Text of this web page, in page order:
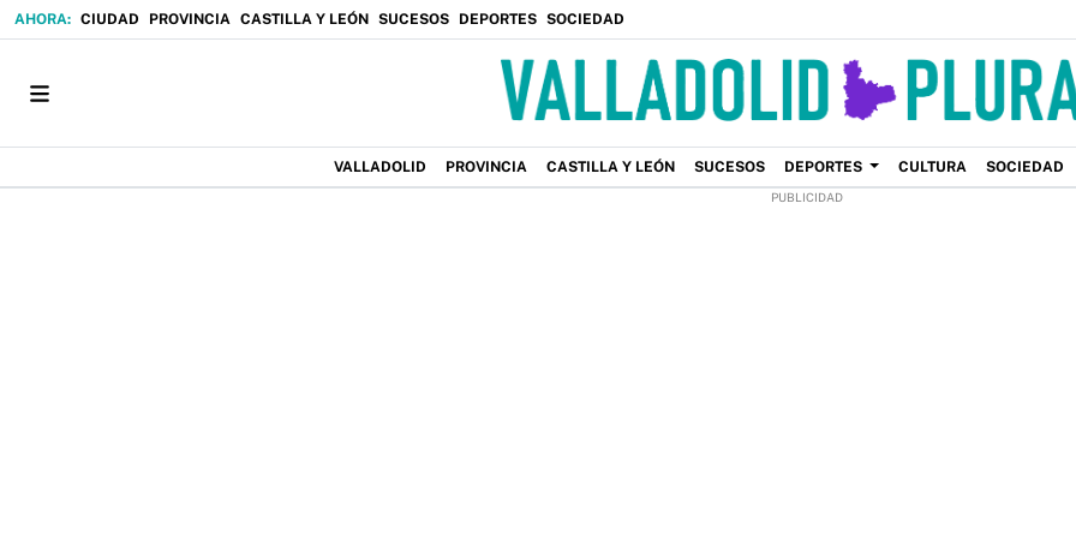
CIUDAD PROVINCIA CASTILLA Y LEÓN SUCESOS DEPORTES SOCIEDAD
VALLADOLID PROVINCIA CASTILLA Y LEÓN SUCESOS DEPORTES CULTURA SOCIEDAD